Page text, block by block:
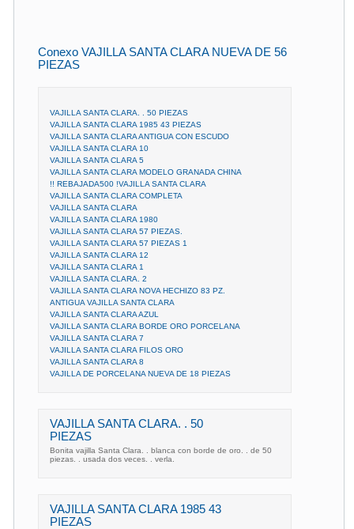
Conexo VAJILLA SANTA CLARA NUEVA DE 56
PIEZAS
VAJILLA SANTA CLARA. . 50 PIEZAS
VAJILLA SANTA CLARA 1985 43 PIEZAS
VAJILLA SANTA CLARA ANTIGUA CON ESCUDO
VAJILLA SANTA CLARA 10
VAJILLA SANTA CLARA 5
VAJILLA SANTA CLARA MODELO GRANADA CHINA
!! REBAJADA500 !VAJILLA SANTA CLARA
VAJILLA SANTA CLARA COMPLETA
VAJILLA SANTA CLARA
VAJILLA SANTA CLARA 1980
VAJILLA SANTA CLARA 57 PIEZAS.
VAJILLA SANTA CLARA 57 PIEZAS 1
VAJILLA SANTA CLARA 12
VAJILLA SANTA CLARA 1
VAJILLA SANTA CLARA. 2
VAJILLA SANTA CLARA NOVA HECHIZO 83 PZ.
ANTIGUA VAJILLA SANTA CLARA
VAJILLA SANTA CLARA AZUL
VAJILLA SANTA CLARA BORDE ORO PORCELANA
VAJILLA SANTA CLARA 7
VAJILLA SANTA CLARA FILOS ORO
VAJILLA SANTA CLARA 8
VAJILLA DE PORCELANA NUEVA DE 18 PIEZAS
VAJILLA SANTA CLARA. . 50
PIEZAS
Bonita vajilla Santa Clara. . blanca con borde de oro. . de 50
piezas. . usada dos veces. . verla.
VAJILLA SANTA CLARA 1985 43
PIEZAS